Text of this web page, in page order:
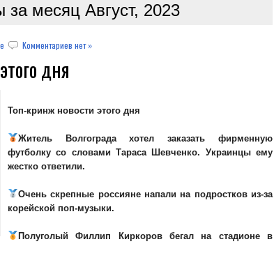
за месяц Август, 2023
Комментариев нет »
дня
Топ-кринж новости этого дня
Житель Волгограда хотел заказать фирменную
футболку со словами Тараса Шевченко. Украинцы ему
жестко ответили.
Очень скрепные россияне напали на подростковиз-за
корейской поп-музыки.
Полуголый Филлип Киркоров бегал на стадионе в